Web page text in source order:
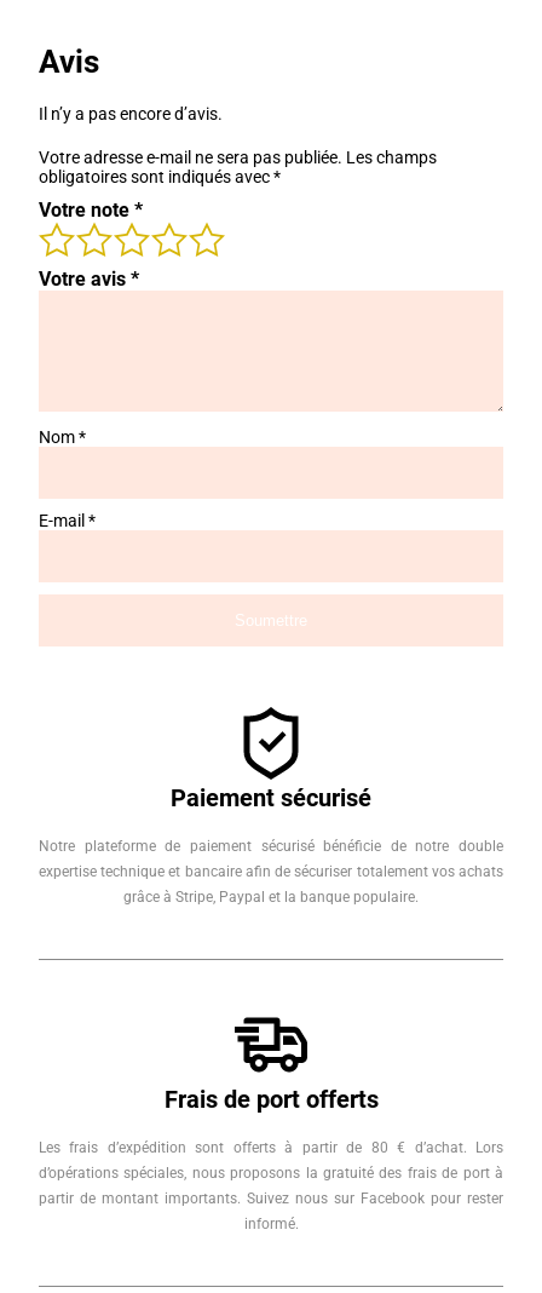
Avis
Il n’y a pas encore d’avis.
Votre adresse e-mail ne sera pas publiée. Les champs
obligatoires sont indiqués avec*
Votre note *
Votre avis *
Nom*
E-mail *
Paiement sécurisé
Notre plateforme de paiement sécurisé bénéficie de notre double
expertise technique et bancaire afin de sécuriser totalement vos achats
grâce à Stripe, Paypal et la banque populaire.
Frais de port offerts
Les frais d’expédition sont offerts à partir de 80 € d’achat. Lors
d’opérations spéciales, nous proposons la gratuité des frais de port à
partir de montant importants. Suivez nous sur Facebook pour rester
informé.